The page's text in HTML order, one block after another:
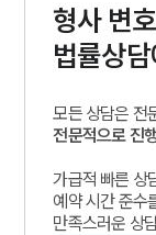
형사변
법률상
모든 상담은 전
전문적으로 진
가급적 빠른 상
예약 시간 준수
만족스러운 상